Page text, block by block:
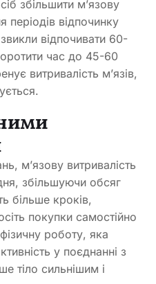
збільшити м’язову
періодів відпочинку
відпочивати 60-
час до 45-60
витривалість м’язів,
м’язову витривалість
збільшуючи обсяг
більше кроків,
покупки самостійно
роботу, яка
у поєднанні з
тіло сильнішим і